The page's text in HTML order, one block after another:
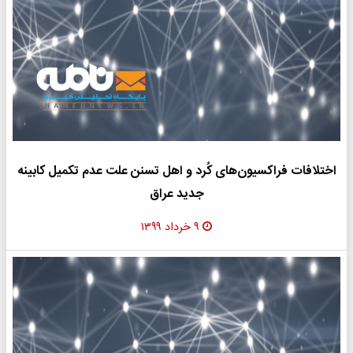
اختلافات فراکسیون‌های کُرد و اهل تسنن علت عدم تکمیل کابینه
جدید عراق
۹ خرداد ۱۳۹۹